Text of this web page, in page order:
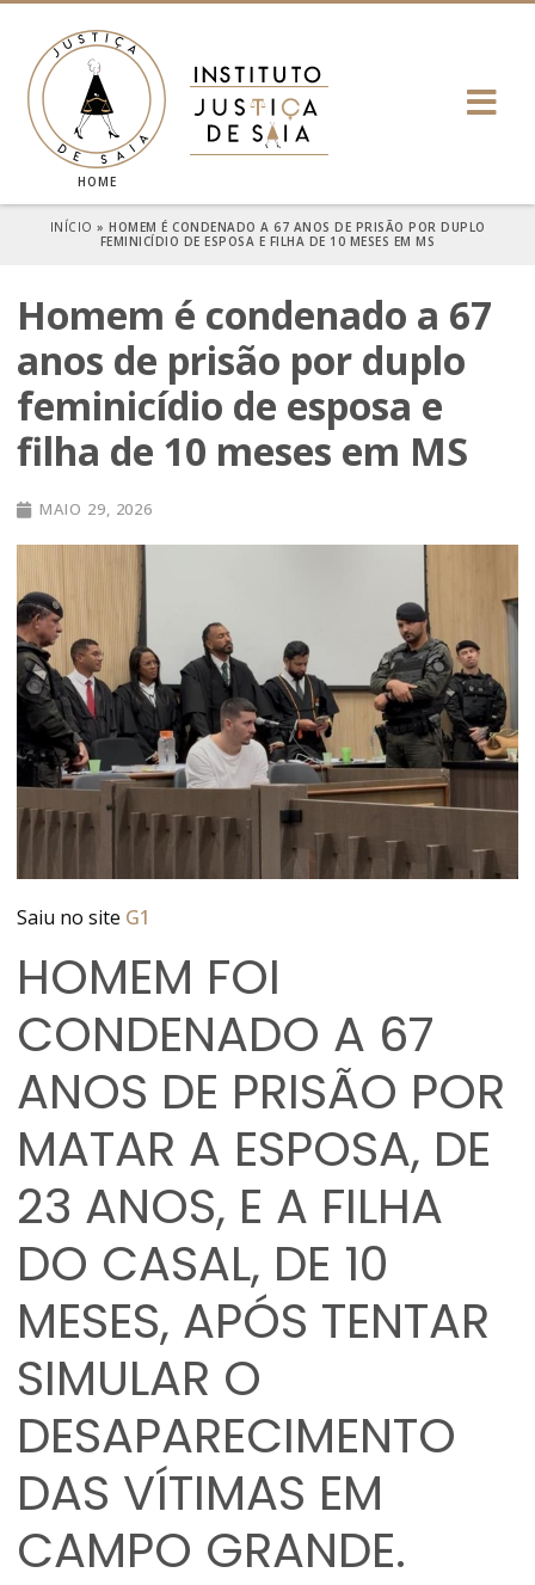
HOME
INÍCIO » HOMEM É CONDENADO A 67 ANOS DE PRISÃO POR DUPLO
FEMINICÍDIO DE ESPOSA E FILHA DE 10 MESES EM MS
Homem é condenado a 67
anos de prisão por duplo
feminicídio de esposa e
filha de 10 meses em MS
MAIO 29, 2026
Saiu no site G1
HOMEM FOI
CONDENADO A 67
ANOS DE PRISÃO POR
MATAR A ESPOSA, DE
23 ANOS, E A FILHA
DO CASAL, DE 10
MESES, APÓS TENTAR
SIMULAR O
DESAPARECIMENTO
DAS VÍTIMAS EM
CAMPO GRANDE.